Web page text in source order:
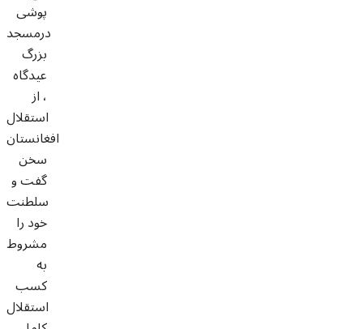
پوشی
درمسجد
بزرگ
عيدگاه
، از
استقلال
افغانستان
سخن
گفت و
سلطنت
خود را
مشروط
به
کسب
استقلال